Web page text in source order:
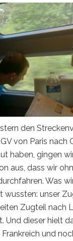
den
von Paris nach
haben, gingen
aus, dass wir
Was
wussten: unser
Zugteil nach
Und dieser hielt
und